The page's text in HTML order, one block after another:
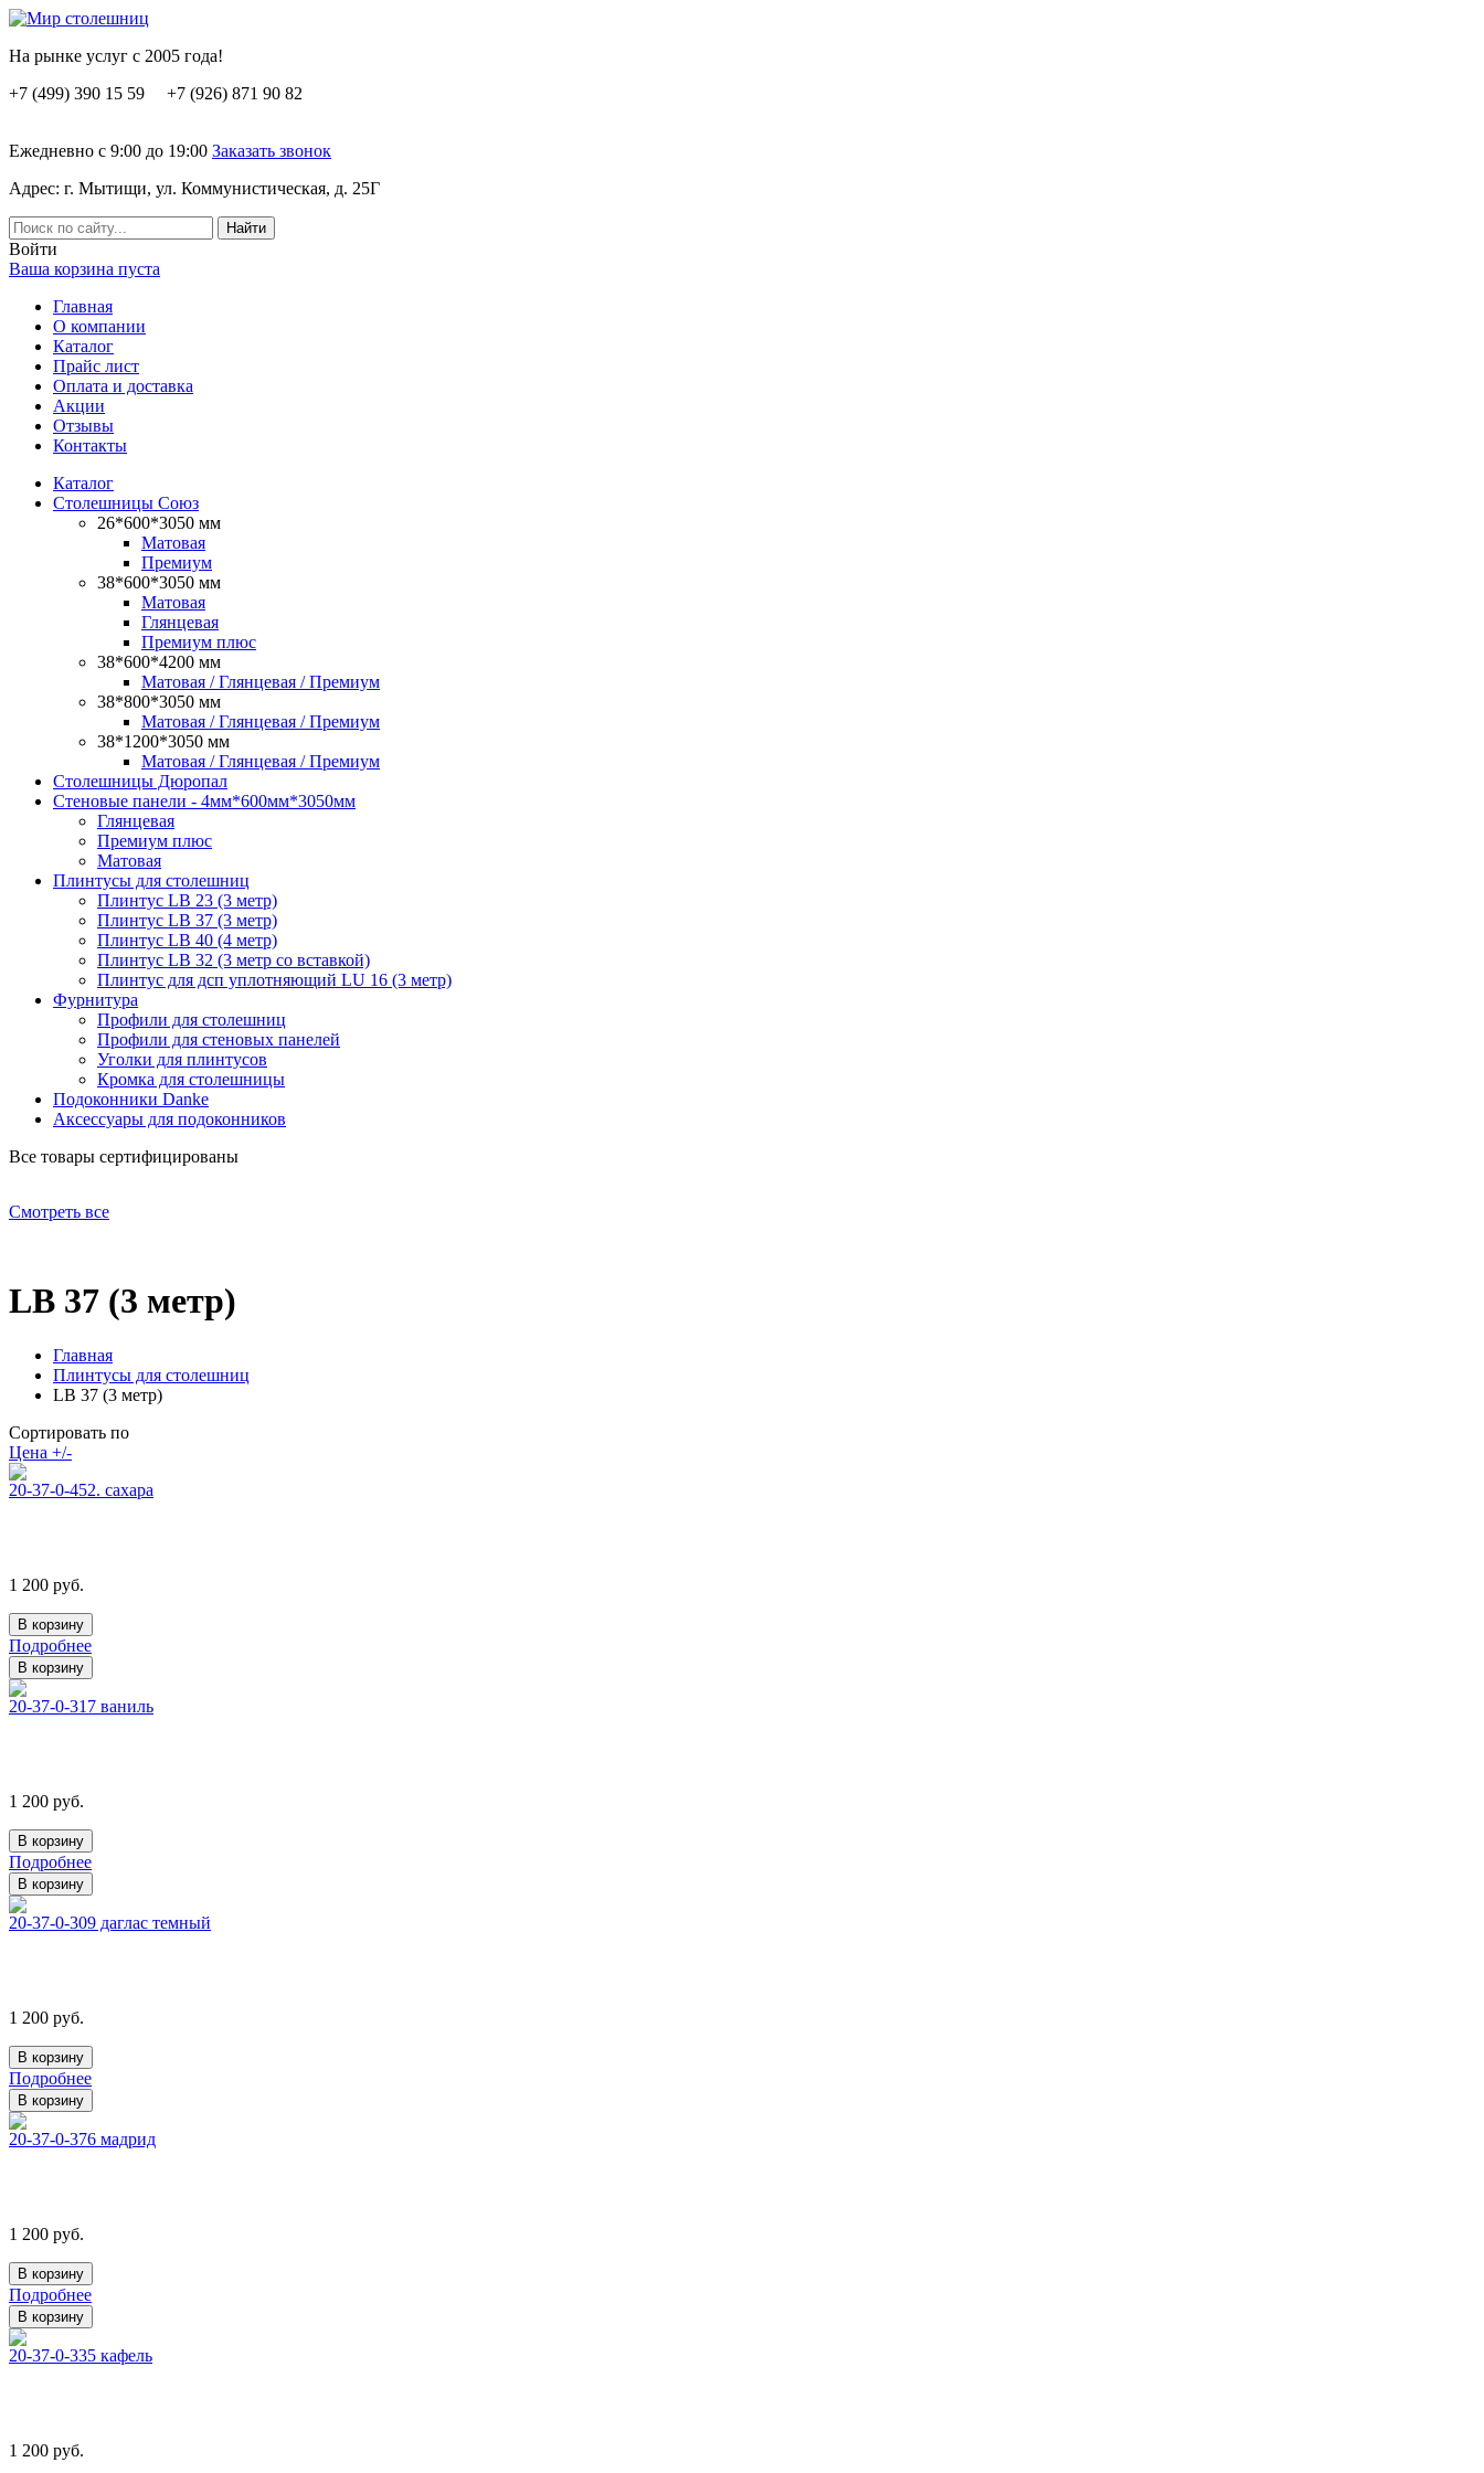
На рынке услуг с 2005 года!
+7 (499) 390 15 59 +7 (926) 871 90 82
Ежедневно с 9:00 до 19:00 Заказать звонок
Адрес: г. Мытищи, ул. Коммунистическая, д. 25Г
Вoйти
Ваша корзина пуста
Главная
О компании
Каталог
Прайс лист
Оплата и доставка
Акции
Отзывы
Контакты
Каталог
Столешницы Союз
26*600*3050 мм
Матовая
Премиум
38*600*3050 мм
Матовая
Глянцевая
Премиум плюс
38*600*4200 мм
Матовая / Глянцевая / Премиум
38*800*3050 мм
Матовая / Глянцевая / Премиум
38*1200*3050 мм
Матовая / Глянцевая / Премиум
Столешницы Дюропал
Стеновые панели - 4мм*600мм*3050мм
Глянцевая
Премиум плюс
Матовая
Плинтусы для столешниц
Плинтус LB 23 (3 метр)
Плинтус LB 37 (3 метр)
Плинтус LB 40 (4 метр)
Плинтус LB 32 (3 метр со вставкой)
Плинтус для дсп уплотняющий LU 16 (3 метр)
Фурнитура
Профили для столешниц
Профили для стеновых панелей
Уголки для плинтусов
Кромка для столешницы
Подоконники Danke
Аксессуары для подоконников
Все товары сертифицированы
Смотреть все
LB 37 (3 метр)
Главная
Плинтусы для столешниц
LB 37 (3 метр)
Сортировать по
Цена +/-
20-37-0-452. сахара
1 200 руб.
Подробнее
20-37-0-317 ваниль
1 200 руб.
Подробнее
20-37-0-309 даглас темный
1 200 руб.
Подробнее
20-37-0-376 мадрид
1 200 руб.
Подробнее
20-37-0-335 кафель
1 200 руб.